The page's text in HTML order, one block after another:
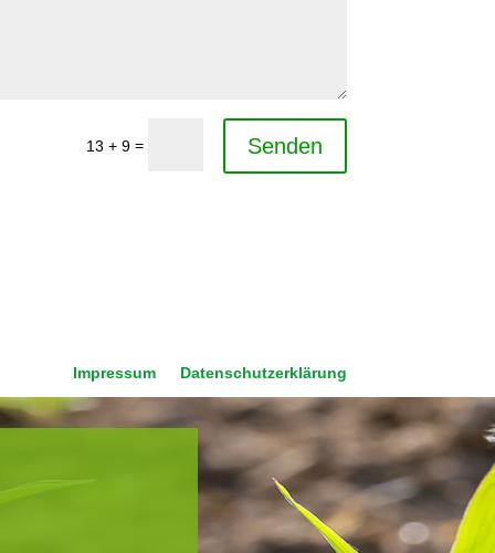
13 + 9= Senden
Impressum Datenschutzerklärung